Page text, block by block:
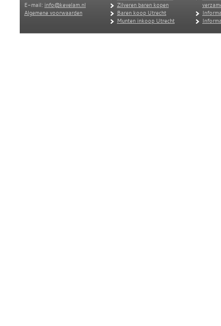
E-mail: info@kevelam.nl
Algemene voorwaarden
Zilveren baren kopen
Baren koop Utrecht
Munten inkoop Utrecht